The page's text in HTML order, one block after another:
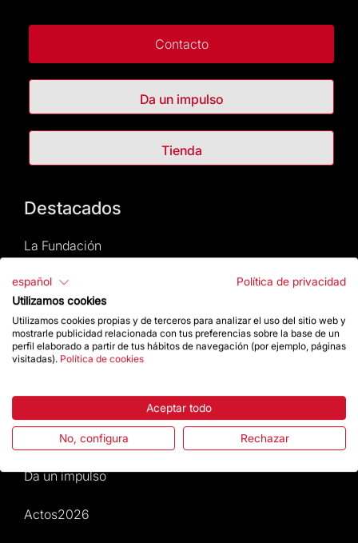
Contacto
Da un impulso
Tienda
Destacados
La Fundación
Preguntas frecuentes
Atención al Visitante
Normativa y condiciones de compra
Noticias y Actualidad
Agenda
Da un impulso
Actos2026
español
Política de privacidad
Utilizamos cookies
Utilizamos cookies propias y de terceros para analizar el uso del sitio web y
mostrarle publicidad relacionada con tus preferencias sobre la base de un
perfil elaborado a partir de tus hábitos de navegación (por ejemplo, páginas
visitadas). Política de cookies
Aceptar todo
No, configura Rechazar